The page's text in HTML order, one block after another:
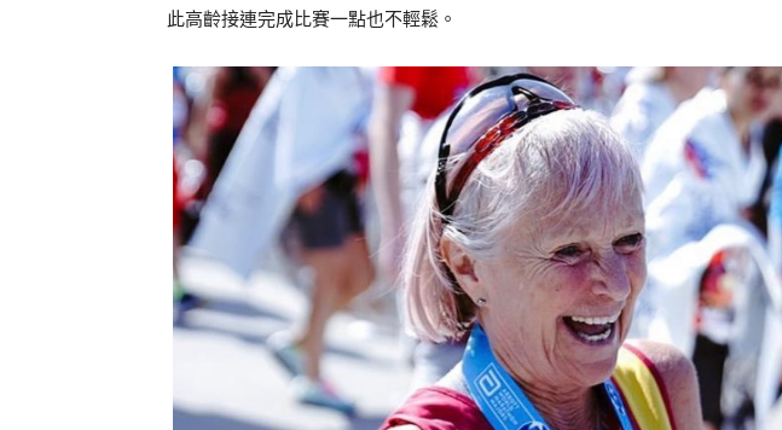
此高齡接連完成比賽一點也不輕鬆。